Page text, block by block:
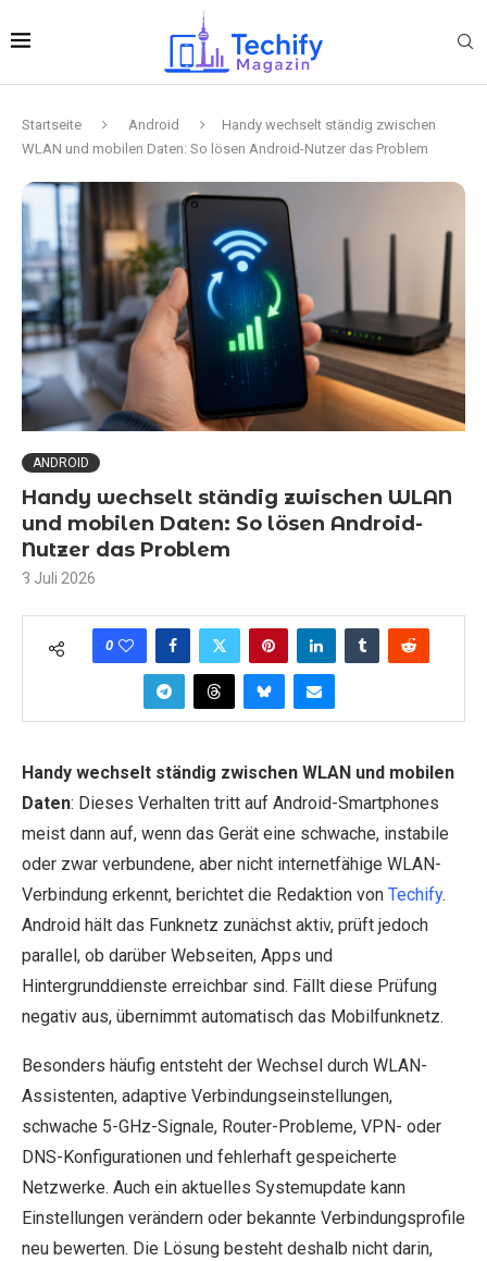
Startseite Android
Handy wechselt ständig zwischen
WLAN und mobilen Daten: So lösen Android-Nutzer das Problem
ANDROID
Handy wechselt ständig zwischen WLAN
und mobilen Daten: So lösen Android-
Nutzer das Problem
3 Juli 2026
0
Handy wechselt ständig zwischen WLAN und mobilen
Daten: Dieses Verhalten tritt auf Android-Smartphones
meist dann auf, wenn das Gerät eine schwache, instabile
oder zwar verbundene, aber nicht internetfähige WLAN-
Verbindung erkennt, berichtet die Redaktion von Techify.
Android hält das Funknetz zunächst aktiv, prüft jedoch
parallel, ob darüber Webseiten, Apps und
Hintergrunddienste erreichbar sind. Fällt diese Prüfung
negativ aus, übernimmt automatisch das Mobilfunknetz.
Besonders häufig entsteht der Wechsel durch WLAN-
Assistenten, adaptive Verbindungseinstellungen,
schwache 5-GHz-Signale, Router-Probleme, VPN- oder
DNS-Konfigurationen und fehlerhaft gespeicherte
Netzwerke. Auch ein aktuelles Systemupdate kann
Einstellungen verändern oder bekannte Verbindungsprofile
neu bewerten. Die Lösung besteht deshalb nicht darin,